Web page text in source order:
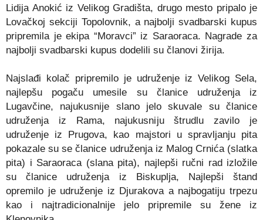
Lidija Anokić iz Velikog Gradišta, drugo mesto pripalo je
Lovačkoj sekciji Topolovnik, a najbolji svadbarski kupus
pripremila je ekipa “Moravci” iz Saraoraca. Nagrade za
najbolji svadbarski kupus dodelili su članovi žirija.
Najslađi kolač pripremilo je udruženje iz Velikog Sela,
najlepšu pogaču umesile su članice udruženja iz
Lugavčine, najukusnije slano jelo skuvale su članice
udruženja iz Rama, najukusniju štrudlu zavilo je
udruženje iz Prugova, kao majstori u spravljanju pita
pokazale su se članice udruženja iz Malog Crnića (slatka
pita) i Saraoraca (slana pita), najlepši ručni rad izložile
su članice udruženja iz Biskuplja, Najlepši štand
opremilo je udruženje iz Djurakova a najbogatiju trpezu
kao i najtradicionalnije jelo pripremile su žene iz